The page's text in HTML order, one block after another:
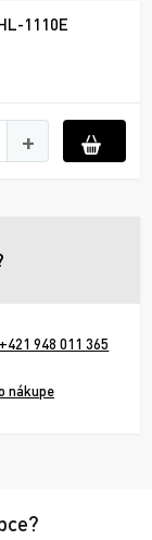
1110E
+
948 011 365
nákupe